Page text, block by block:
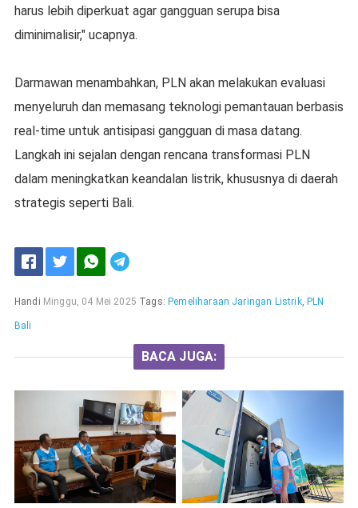
harus lebih diperkuat agar gangguan serupa bisa
diminimalisir," ucapnya.
Darmawan menambahkan, PLN akan melakukan evaluasi
menyeluruh dan memasang teknologi pemantauan berbasis
real-time untuk antisipasi gangguan di masa datang.
Langkah ini sejalan dengan rencana transformasi PLN
dalam meningkatkan keandalan listrik, khususnya di daerah
strategis seperti Bali.
Handi Minggu, 04 Mei 2025 Tags: Pemeliharaan Jaringan Listrik, PLN
Bali
BACA JUGA: